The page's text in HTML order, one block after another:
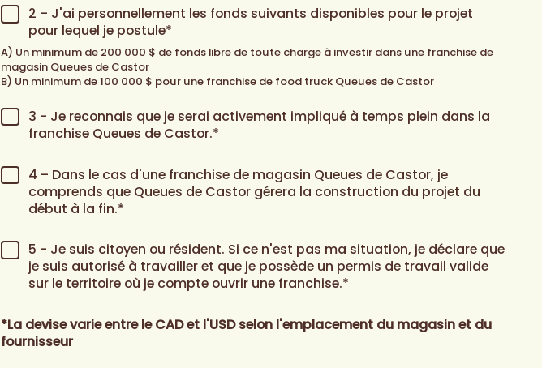
Qualification
2*
2 – J'ai personnellement les fonds suivants disponibles pour le projet
pour lequel je postule*
A) Un minimum de 200 000 $ de fonds libre de toute charge à investir dans une franchise de
magasin Queues de Castor
B) Un minimum de 100 000 $ pour une franchise de food truck Queues de Castor
Qualification
3 - Je reconnais que je serai activement impliqué à temps plein dans la
franchise Queues de Castor.*
Qualification
4 – Dans le cas d'une franchise de magasin Queues de Castor, je
comprends que Queues de Castor gérera la construction du projet du
début à la fin.*
Qualification
5*
5 - Je suis citoyen ou résident. Si ce n'est pas ma situation, je déclare que
je suis autorisé à travailler et que je possède un permis de travail valide
sur le territoire où je compte ouvrir une franchise.*
*La devise varie entre le CAD et l'USD selon l'emplacement du magasin et du
fournisseur